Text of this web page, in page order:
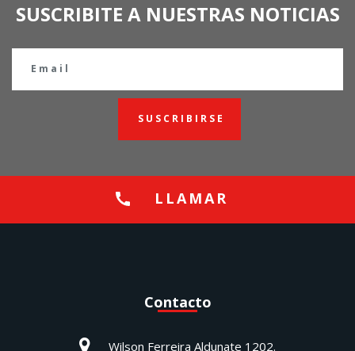
SUSCRIBITE A NUESTRAS NOTICIAS
SUSCRIBIRSE
LLAMAR
Contacto
Wilson Ferreira Aldunate 1202.